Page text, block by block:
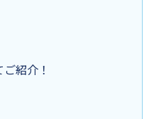
紹介！